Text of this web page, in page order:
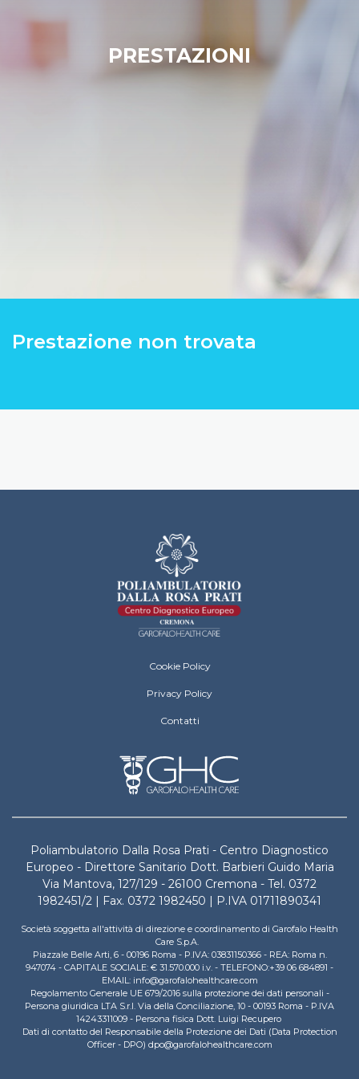
PRESTAZIONI
Prestazione non trovata
Dalla Rosa Prati Cremona Footer Menu
Cookie Policy
Privacy Policy
Contatti
Poliambulatorio Dalla Rosa Prati - Centro Diagnostico
Europeo - Direttore Sanitario Dott. Barbieri Guido Maria
Via Mantova, 127/129 - 26100 Cremona - Tel. 0372
1982451/2 | Fax. 0372 1982450 | P.IVA 01711890341
Società soggetta all'attività di direzione e coordinamento di Garofalo Health
Care S.p.A.
Piazzale Belle Arti, 6 - 00196 Roma - P.IVA: 03831150366 - REA: Roma n.
947074 - CAPITALE SOCIALE: € 31.570.000 i.v. - TELEFONO:+39 06 684891 -
EMAIL: info@garofalohealthcare.com
Regolamento Generale UE 679/2016 sulla protezione dei dati personali -
Persona giuridica LTA S.r.l. Via della Conciliazione, 10 - 00193 Roma - P.IVA
14243311009 - Persona fisica Dott. Luigi Recupero
Dati di contatto del Responsabile della Protezione dei Dati (Data Protection
Officer - DPO) dpo@garofalohealthcare.com